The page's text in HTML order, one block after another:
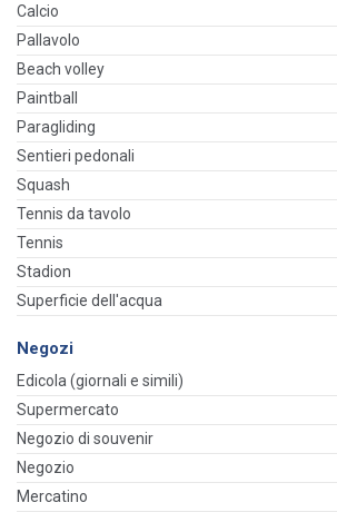
Calcio
Pallavolo
Beach volley
Paintball
Paragliding
Sentieri pedonali
Squash
Tennis da tavolo
Tennis
Stadion
Superficie dell'acqua
Negozi
Edicola (giornali e simili)
Supermercato
Negozio di souvenir
Negozio
Mercatino